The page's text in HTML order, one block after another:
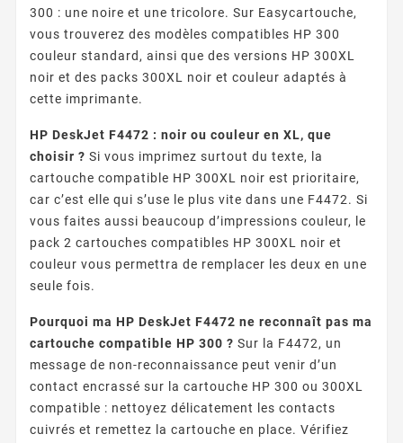
300 : une noire et une tricolore. Sur Easycartouche,
vous trouverez des modèles compatibles HP 300
couleur standard, ainsi que des versions HP 300XL
noir et des packs 300XL noir et couleur adaptés à
cette imprimante.
HP DeskJet F4472 : noir ou couleur en XL, que
choisir ? Si vous imprimez surtout du texte, la
cartouche compatible HP 300XL noir est prioritaire,
car c’est elle qui s’use le plus vite dans une F4472. Si
vous faites aussi beaucoup d’impressions couleur, le
pack 2 cartouches compatibles HP 300XL noir et
couleur vous permettra de remplacer les deux en une
seule fois.
Pourquoi ma HP DeskJet F4472 ne reconnaît pas ma
cartouche compatible HP 300 ? Sur la F4472, un
message de non-reconnaissance peut venir d’un
contact encrassé sur la cartouche HP 300 ou 300XL
compatible : nettoyez délicatement les contacts
cuivrés et remettez la cartouche en place. Vérifiez